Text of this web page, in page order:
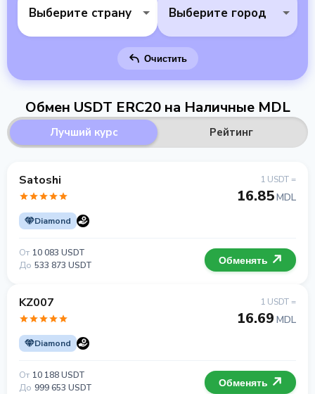
Выберите страну Выберите город
Очистить
Обмен USDT ERC20 на Наличные MDL
Лучший курс Рейтинг
Satoshi
Diamond
1 USDT =
16.85MDL
От 10 083 USDT
До 533 873 USDT Обменять
KZ007
Diamond
1 USDT =
16.69 MDL
От 10 188 USDT
До 999 653 USDT Обменять